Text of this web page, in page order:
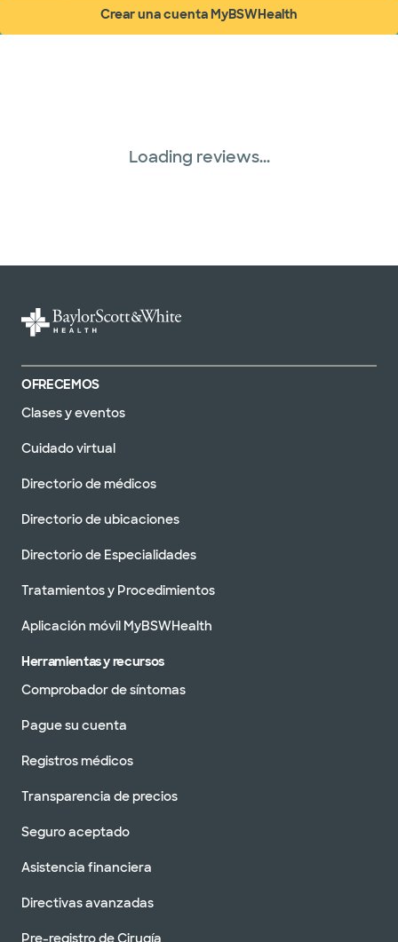
Crear una cuenta MyBSWHealth
(abre en ventana nueva)
Loading reviews...
OFRECEMOS
Clases y eventos
Cuidado virtual
Directorio de médicos
Directorio de ubicaciones
Directorio de Especialidades
Tratamientos y Procedimientos
Aplicación móvil MyBSWHealth
Herramientas y recursos
Comprobador de síntomas
Pague su cuenta
Registros médicos
Transparencia de precios
Seguro aceptado
Asistencia financiera
Directivas avanzadas
Pre-registro de Cirugía